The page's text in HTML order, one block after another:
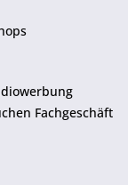
Fachgeschäft